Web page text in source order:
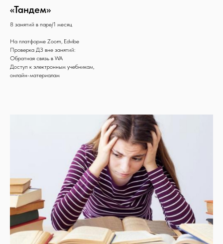
«Тандем»
8 занятий в паре/1 месяц
На платформе Zoom, Edvibe
Проверка ДЗ вне занятий:
Обратная связь в WA
Доступ к электронным учебникам,
онлайн-материалам